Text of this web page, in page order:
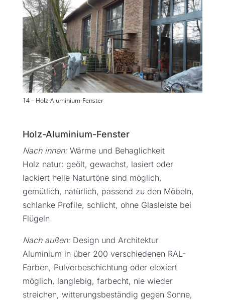
14 – Holz-Aluminium-Fenster
Holz-Aluminium-Fenster
Nach innen: Wärme und Behaglichkeit
Holz natur: geölt, gewachst, lasiert oder
lackiert helle Naturtöne sind möglich,
gemütlich, natürlich, passend zu den Möbeln,
schlanke Profile, schlicht, ohne Glasleiste bei
Flügeln
Nach außen: Design und Architektur
Aluminium in über 200 verschiedenen RAL-
Farben, Pulverbeschichtung oder eloxiert
möglich, langlebig, farbecht, nie wieder
streichen, witterungsbeständig gegen Sonne,